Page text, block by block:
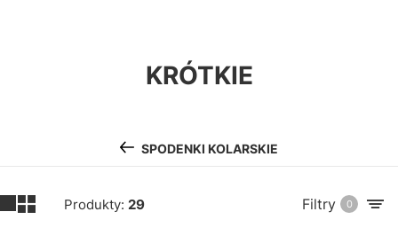
KRÓTKIE
SPODENKI KOLARSKIE
Produkty: 29 Filtry 0